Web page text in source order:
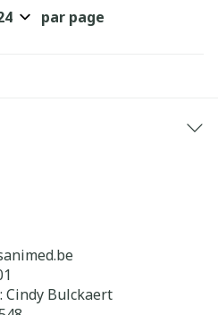
par page
Cindy Bulckaert